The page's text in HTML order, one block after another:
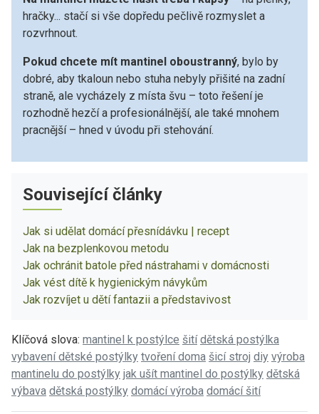
hračky... stačí si vše dopředu pečlivě rozmyslet a
rozvrhnout.
Pokud chcete mít mantinel oboustranný, bylo by
dobré, aby tkaloun nebo stuha nebyly přišité na zadní
straně, ale vycházely z místa švu – toto řešení je
rozhodně hezčí a profesionálnější, ale také mnohem
pracnější – hned v úvodu při stehování.
Související články
Jak si udělat domácí přesnídávku | recept
Jak na bezplenkovou metodu
Jak ochránit batole před nástrahami v domácnosti
Jak vést dítě k hygienickým návykům
Jak rozvíjet u dětí fantazii a představivost
Klíčová slova: mantinel k postýlce šití dětská postýlka
vybavení dětské postýlky tvoření doma šicí stroj diy výroba
mantinelu do postýlky jak ušít mantinel do postýlky dětská
výbava dětská postýlky domácí výroba domácí šití